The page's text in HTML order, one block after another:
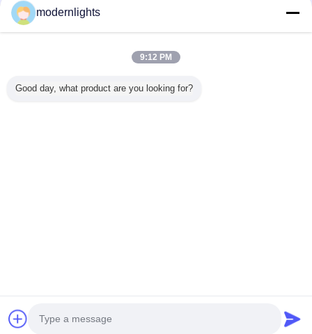
Trust Seal
Verified Suplier
Alle producten
Developed by
modernlights
9:12 PM
Good day, what product are you looking for?